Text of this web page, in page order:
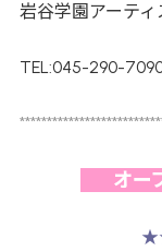
岩谷学園アーテ
TEL:045-290-
オー